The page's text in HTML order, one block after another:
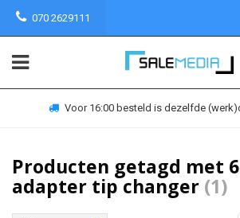
070 2629111
Voor 16:00 besteld is dezelfde
Producten getagd met
adapter tip changer (1)